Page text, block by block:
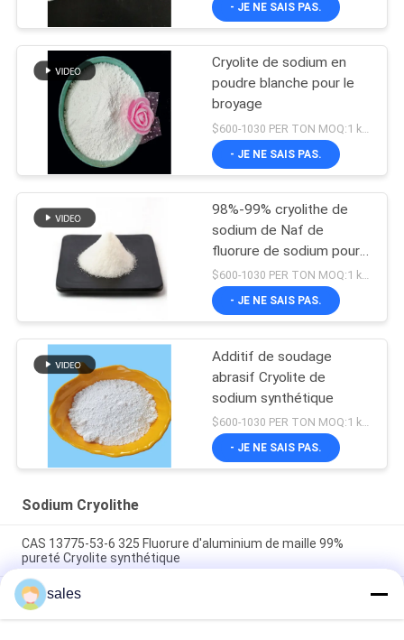
- JE NE SAIS PAS.
Cryolite de sodium en
poudre blanche pour le
broyage
- JE NE SAIS PAS.
98%-99% cryolithe de
sodium de Naf de
fluorure de sodium pour
l'électrolyse en aluminium$600-1030 PER TON MOQ:1 kg ou plus
- JE NE SAIS PAS.
Additif de soudage
abrasif Cryolite de
sodium synthétique
$600-1030 PER TON MOQ:1 kg ou plus
- JE NE SAIS PAS.
Sodium Cryolithe
CAS 13775-53-6 325 Fluorure d'aluminium de maille 99%
pureté Cryolite synthétique
Plus de catégorie 1000 industrielle de Mesh Sodium Cryolite
CAS 13775-53-6
sales